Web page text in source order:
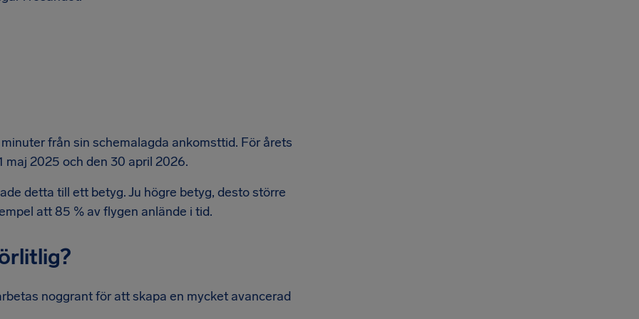
från sin schemalagda ankomsttid. För årets
maj 2025 och den 30 april 2026.
detta till ett betyg. Ju högre betyg, desto större
att 85 % av flygen anlände i tid.
noggrant för att skapa en mycket avancerad